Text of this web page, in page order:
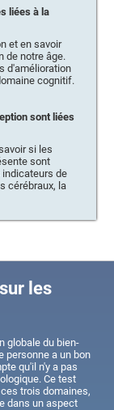
liées à la
et en savoir
de notre âge.
d'amélioration
cognitif.
sont liées
si les
sont
indicateurs de
cérébraux, la
les
globale du bien-
personne a un bon
qu'il n'y a pas
Ce test
trois domaines,
dans un aspect